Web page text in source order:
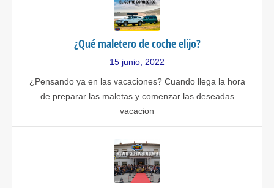
¿Qué maletero de coche elijo?
15 junio, 2022
¿Pensando ya en las vacaciones? Cuando llega la hora
de preparar las maletas y comenzar las deseadas
vacacion